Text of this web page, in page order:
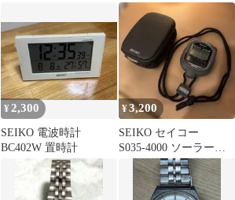
¥2,300
SEIKO 電波時計
BC402W 置時計
¥3,200
SEIKO セイコー
S035-4000 ソーラース
トップウォッチ